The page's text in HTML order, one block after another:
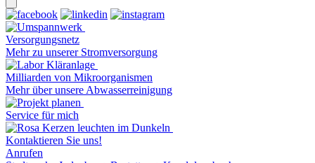
Versorgungsnetz
Mehr zu unserer Stromversorgung
Milliarden von Mikroorganismen
Mehr über unsere Abwasserreinigung
Service für mich
Kontaktieren Sie uns!
Anrufen